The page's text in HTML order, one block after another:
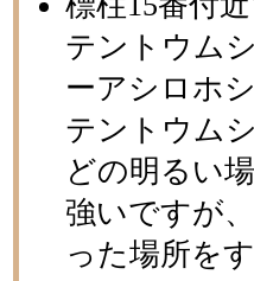
テントウム
ーアシロホ
テントウム
どの明るい
強いですが
った場所を